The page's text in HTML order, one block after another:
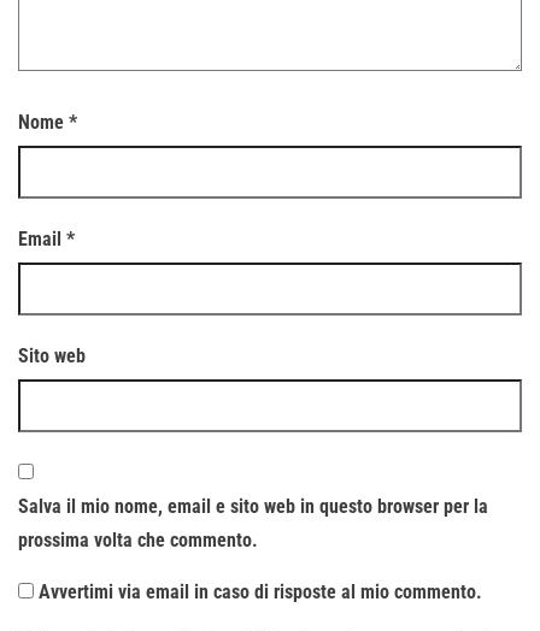
Nome *
Email *
Sito web
Salva il mio nome, email e sito web in questo browser per la
prossima volta che commento.
Avvertimi via email in caso di risposte al mio commento.